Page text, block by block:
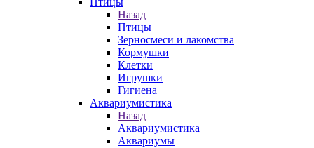
Назад
Птицы
Зерносмеси и лакомства
Кормушки
Клетки
Игрушки
Гигиена
Аквариумистика
Назад
Аквариумистика
Аквариумы